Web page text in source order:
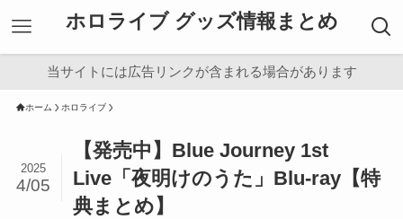
ホロライブ グッズ情報まとめ
当サイトには広告リンクが含まれる場合があります
ホーム ホロライブ
【発売中】Blue Journey 1st
Live「夜明けのうた」Blu-ray【特
典まとめ】
2025
4/05